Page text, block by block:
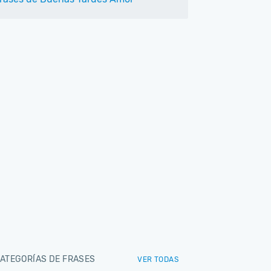
DE FRASES VER TODAS